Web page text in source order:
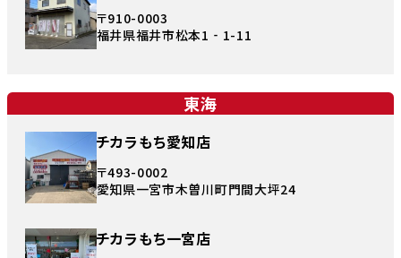
〒910-0003
福井県福井市松本1‐1-11
東海
チカラもち愛知店
〒493-0002
愛知県一宮市木曽川町門間大坪24
チカラもち一宮店